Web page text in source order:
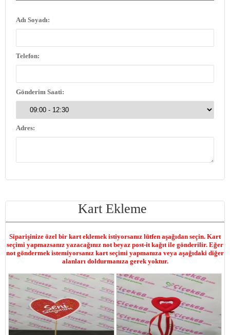
Adı Soyadı:
Telefon:
Gönderim Saati:
Adres:
Kart Ekleme
Siparişinize özel bir kart eklemek istiyorsanız lütfen aşağıdan seçin. Kart
seçimi yapmazsanız yazacağınız not beyaz post-it kağıt ile gönderilir. Eğer
not göndermek istemiyorsanız kart seçimi yapmanıza veya aşağıdaki diğer
alanları doldurmanıza gerek yoktur.